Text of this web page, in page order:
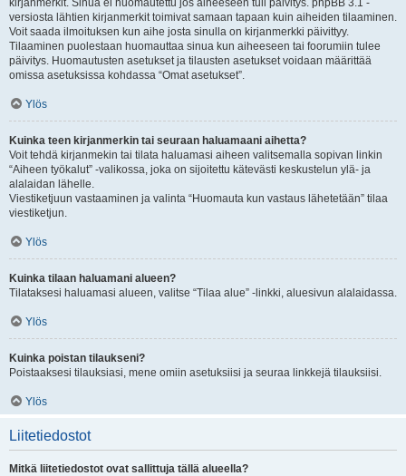
kirjanmerkit. Sinua ei huomautettu jos aiheeseen tuli päivitys. phpBB 3.1 -
versiosta lähtien kirjanmerkit toimivat samaan tapaan kuin aiheiden tilaaminen.
Voit saada ilmoituksen kun aihe josta sinulla on kirjanmerkki päivittyy.
Tilaaminen puolestaan huomauttaa sinua kun aiheeseen tai foorumiin tulee
päivitys. Huomautusten asetukset ja tilausten asetukset voidaan määrittää
omissa asetuksissa kohdassa “Omat asetukset”.
Ylös
Kuinka teen kirjanmerkin tai seuraan haluamaani aihetta?
Voit tehdä kirjanmekin tai tilata haluamasi aiheen valitsemalla sopivan linkin
“Aiheen työkalut” -valikossa, joka on sijoitettu kätevästi keskustelun ylä- ja
alalaidan lähelle.
Viestiketjuun vastaaminen ja valinta “Huomauta kun vastaus lähetetään” tilaa
viestiketjun.
Ylös
Kuinka tilaan haluamani alueen?
Tilataksesi haluamasi alueen, valitse “Tilaa alue” -linkki, aluesivun alalaidassa.
Ylös
Kuinka poistan tilaukseni?
Poistaaksesi tilauksiasi, mene omiin asetuksiisi ja seuraa linkkejä tilauksiisi.
Ylös
Liitetiedostot
Mitkä liitetiedostot ovat sallittuja tällä alueella?